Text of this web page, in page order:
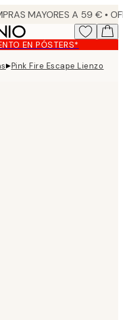
EN PÓSTERS*
▸Pink Fire Escape Lienzo